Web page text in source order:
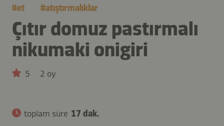
#et #atıştırmalıklar
Çıtır domuz pastırmalı
nikumaki onigiri
5 2 oy
toplam süre 17 dak.